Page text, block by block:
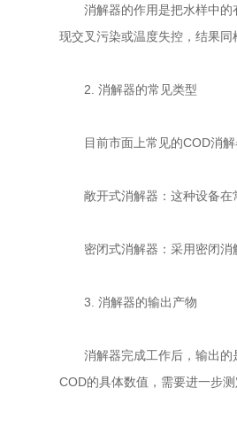
消解器的作用是把水样中的有
现交叉污染或温度失控，结果同
2. 消解器的常见类型
目前市面上常见的COD消解
敞开式消解器：这种设备在常
密闭式消解器：采用密闭消解
3. 消解器的输出产物
消解器完成工作后，输出的
COD的具体数值，需要进一步测